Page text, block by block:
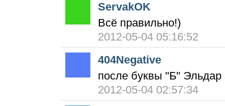
ServakOK
Всё правильно!)
2012-05-04 05:16:52
404Negative
после буквы "Б" Эльдар
2012-05-04 02:57:34